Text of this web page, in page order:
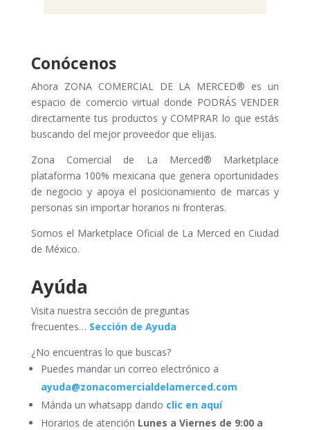
Conócenos
Ahora ZONA COMERCIAL DE LA MERCED® es un
espacio de comercio virtual donde PODRÁS VENDER
directamente tus productos y COMPRAR lo que estás
buscando del mejor proveedor que elijas.
Zona Comercial de La Merced® Marketplace
plataforma 100% mexicana que genera oportunidades
de negocio y apoya el posicionamiento de marcas y
personas sin importar horarios ni fronteras.
Somos el Marketplace Oficial de La Merced en Ciudad
de México.
Ayúda
Visita nuestra sección de preguntas
frecuentes… Sección de Ayuda
¿No encuentras lo que buscas?
Puedes mandar un correo electrónico a
ayuda@zonacomercialdelamerced.com
Mánda un whatsapp dando clic en aquí
Horarios de atención Lunes a Viernes de 9:00 a